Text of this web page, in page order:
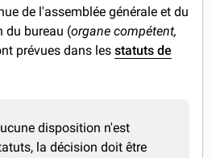
de l'assemblée générale et du
du bureau (organe compétent,
prévues dans lesstatuts de
disposition n'est
la décision doit être